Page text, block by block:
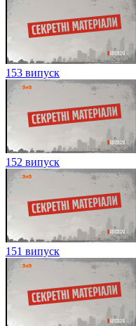
153 випуск
152 випуск
151 випуск